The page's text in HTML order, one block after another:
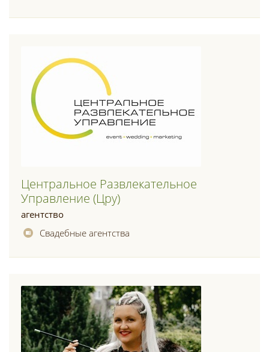
Центральное Развлекательное
Управление (цру)
агентство
Свадебные агентства